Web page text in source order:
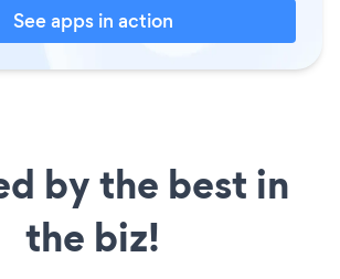
See apps in action
by the best in
the biz!